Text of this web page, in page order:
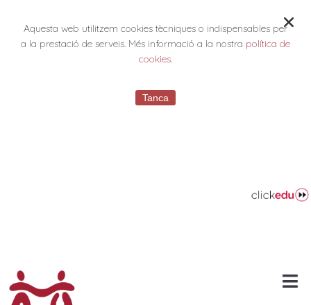
Aquesta web utilitzem cookies tècniques o indispensables per
a la prestació de serveis. Més informació a la nostra política de
cookies.
Tanca